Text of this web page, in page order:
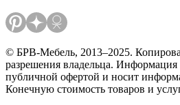
© БРВ-Мебель, 2013–2025.
разрешения владельца. Информация
публичной офертой и носит
Конечную стоимость товаров и